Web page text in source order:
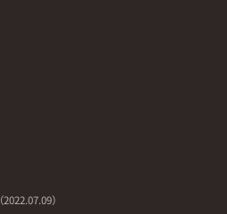
（2022.07.09）